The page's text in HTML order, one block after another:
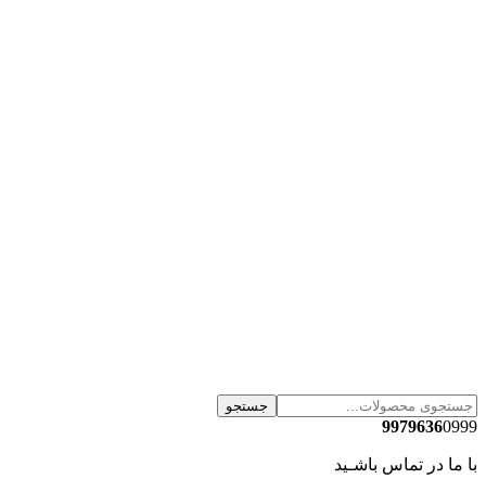
جستجو
99796360999
با ما در تماس باشـید